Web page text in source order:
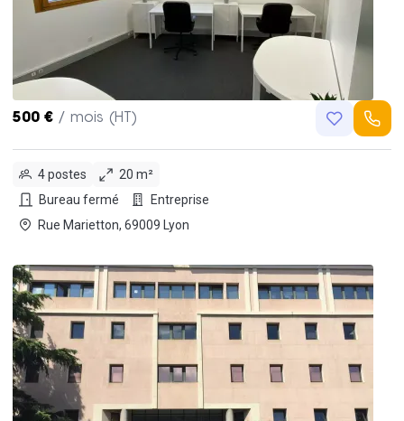
500 € / mois (HT)
4 postes
20 m²
Bureau fermé
Entreprise
Rue Marietton, 69009 Lyon